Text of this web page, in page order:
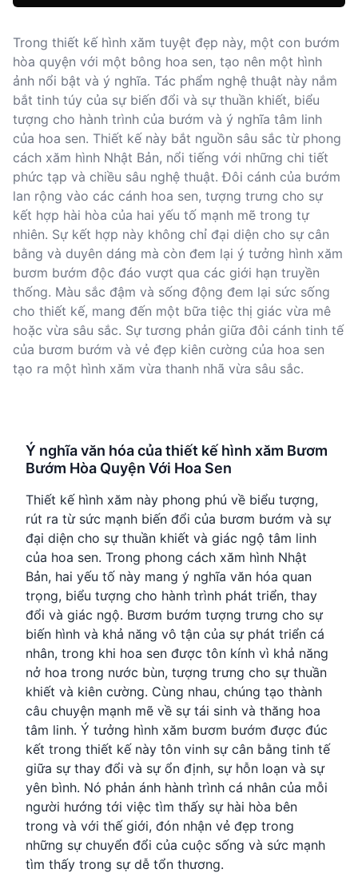
Trong thiết kế hình xăm tuyệt đẹp này, một con bướm
hòa quyện với một bông hoa sen, tạo nên một hình
ảnh nổi bật và ý nghĩa. Tác phẩm nghệ thuật này nắm
bắt tinh túy của sự biến đổi và sự thuần khiết, biểu
tượng cho hành trình của bướm và ý nghĩa tâm linh
của hoa sen. Thiết kế này bắt nguồn sâu sắc từ phong
cách xăm hình Nhật Bản, nổi tiếng với những chi tiết
phức tạp và chiều sâu nghệ thuật. Đôi cánh của bướm
lan rộng vào các cánh hoa sen, tượng trưng cho sự
kết hợp hài hòa của hai yếu tố mạnh mẽ trong tự
nhiên. Sự kết hợp này không chỉ đại diện cho sự cân
bằng và duyên dáng mà còn đem lại ý tưởng hình xăm
bươm bướm độc đáo vượt qua các giới hạn truyền
thống. Màu sắc đậm và sống động đem lại sức sống
cho thiết kế, mang đến một bữa tiệc thị giác vừa mê
hoặc vừa sâu sắc. Sự tương phản giữa đôi cánh tinh tế
của bươm bướm và vẻ đẹp kiên cường của hoa sen
tạo ra một hình xăm vừa thanh nhã vừa sâu sắc.
Ý nghĩa văn hóa của thiết kế hình xăm Bươm
Bướm Hòa Quyện Với Hoa Sen
Thiết kế hình xăm này phong phú về biểu tượng,
rút ra từ sức mạnh biến đổi của bươm bướm và sự
đại diện cho sự thuần khiết và giác ngộ tâm linh
của hoa sen. Trong phong cách xăm hình Nhật
Bản, hai yếu tố này mang ý nghĩa văn hóa quan
trọng, biểu tượng cho hành trình phát triển, thay
đổi và giác ngộ. Bươm bướm tượng trưng cho sự
biến hình và khả năng vô tận của sự phát triển cá
nhân, trong khi hoa sen được tôn kính vì khả năng
nở hoa trong nước bùn, tượng trưng cho sự thuần
khiết và kiên cường. Cùng nhau, chúng tạo thành
câu chuyện mạnh mẽ về sự tái sinh và thăng hoa
tâm linh. Ý tưởng hình xăm bươm bướm được đúc
kết trong thiết kế này tôn vinh sự cân bằng tinh tế
giữa sự thay đổi và sự ổn định, sự hỗn loạn và sự
yên bình. Nó phản ánh hành trình cá nhân của mỗi
người hướng tới việc tìm thấy sự hài hòa bên
trong và với thế giới, đón nhận vẻ đẹp trong
những sự chuyển đổi của cuộc sống và sức mạnh
tìm thấy trong sự dễ tổn thương.